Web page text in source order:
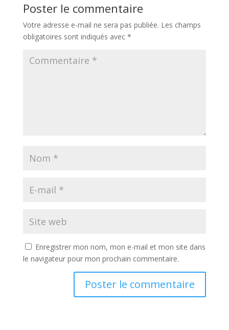
Poster le commentaire
Votre adresse e-mail ne sera pas publiée. Les champs
obligatoires sont indiqués avec *
Enregistrer mon nom, mon e-mail et mon site dans
le navigateur pour mon prochain commentaire.